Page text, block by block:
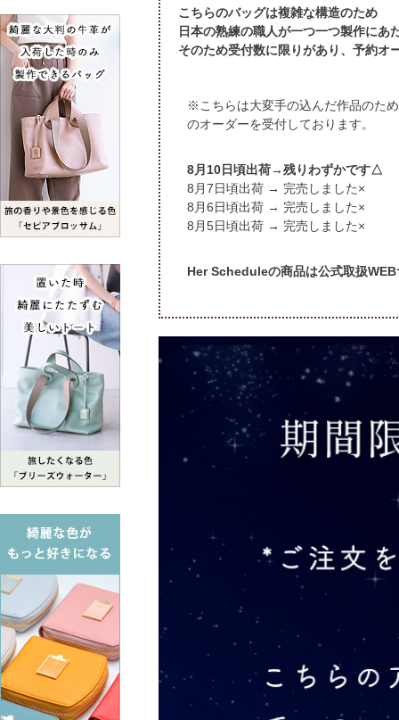
こちらのバッグは複雑な構造のため
日本の熟練の職人が一つ一つ製作にあ
そのため受付数に限りがあり、予約オ
※こちらは大変手の込んだ作品のた
のオーダーを受付しております。
頃出荷→残りわずかです△
頃出荷 → 完売しました×
頃出荷 → 完売しました×
頃出荷 → 完売しました×
Her Scheduleの商品は公式取扱